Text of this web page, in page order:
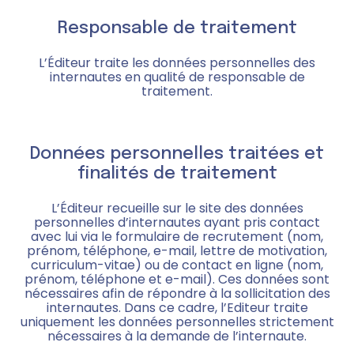
Responsable de traitement
L’Éditeur traite les données personnelles des
internautes en qualité de responsable de
traitement.
Données personnelles traitées et
finalités de traitement
L’Éditeur recueille sur le site des données
personnelles d’internautes ayant pris contact
avec lui via le formulaire de recrutement (nom,
prénom, téléphone, e-mail, lettre de motivation,
curriculum-vitae) ou de contact en ligne (nom,
prénom, téléphone et e-mail). Ces données sont
nécessaires afin de répondre à la sollicitation des
internautes. Dans ce cadre, l’Editeur traite
uniquement les données personnelles strictement
nécessaires à la demande de l’internaute.